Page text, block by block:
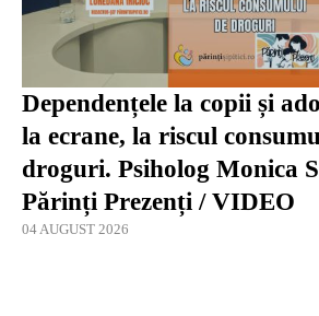
Dependențele la copii și
la ecrane, la riscul
droguri. Psiholog Monica
Părinți Prezenți / VIDEO
04 AUGUST 2026